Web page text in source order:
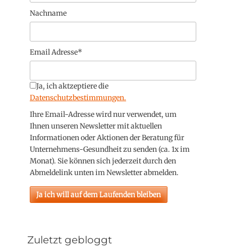
Nachname
Email Adresse*
Ja, ich aktzeptiere die
Datenschutzbestimmungen.
Ihre Email-Adresse wird nur verwendet, um
Ihnen unseren Newsletter mit aktuellen
Informationen oder Aktionen der Beratung für
Unternehmens-Gesundheit zu senden (ca. 1x im
Monat). Sie können sich jederzeit durch den
Abmeldelink unten im Newsletter abmelden.
Zuletzt gebloggt